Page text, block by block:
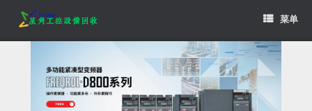
content
菜单